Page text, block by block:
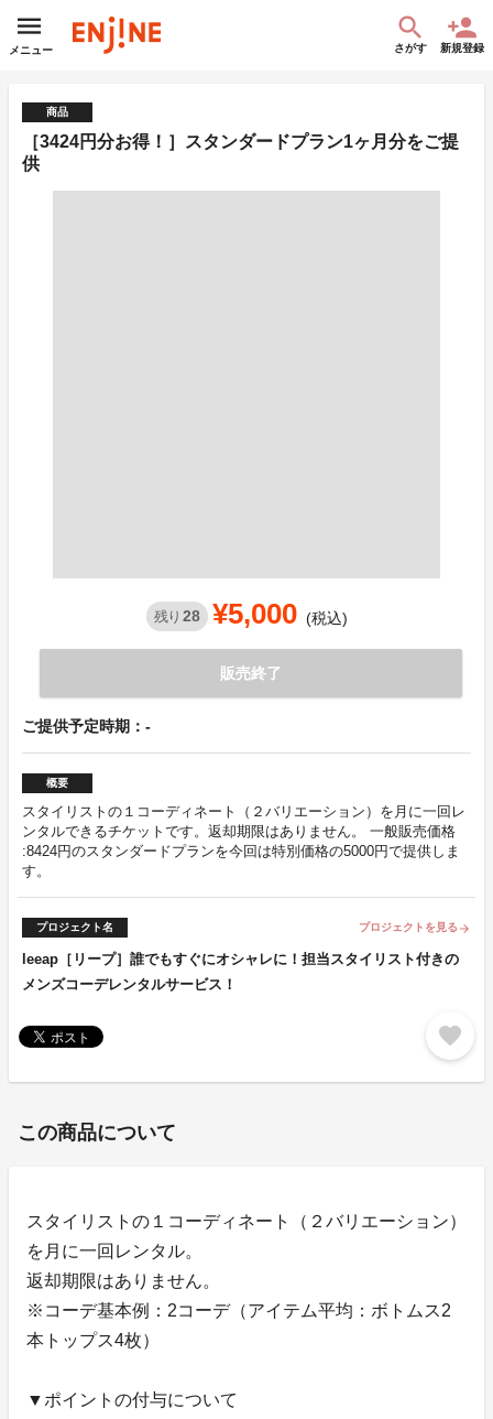
メニュー さがす 新規登録
商品
［3424円分お得！］スタンダードプラン1ヶ月分をご提
供
残り 28 ¥5,000 (税込)
販売終了
ご提供予定時期：-
概要
スタイリストの１コーディネート（２バリエーション）を月に一回レ
ンタルできるチケットです。返却期限はありません。 一般販売価格
:8424円のスタンダードプランを今回は特別価格の5000円で提供しま
す。
プロジェクト名 プロジェクトを見る arrow_forward
leeap［リープ］誰でもすぐにオシャレに！担当スタイリスト付きの
メンズコーデレンタルサービス！
favorite
この商品について
スタイリストの１コーディネート（２バリエーション）
を月に一回レンタル。
返却期限はありません。
※コーデ基本例：2コーデ（アイテム平均：ボトムス2
本トップス4枚）
▼ポイントの付与について